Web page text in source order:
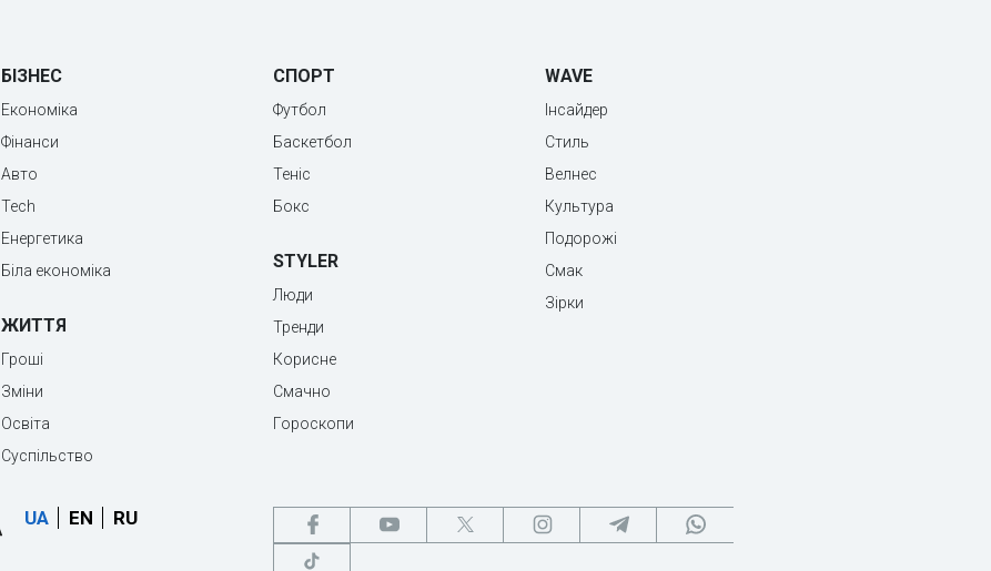
БІЗНЕС
Економіка
Фінанси
Авто
Tech
Енергетика
Біла економіка
ЖИТТЯ
Гроші
Зміни
Освіта
Суспільство
СПОРТ
Футбол
Баскетбол
Теніс
Бокс
STYLER
Люди
Тренди
Корисне
Смачно
Гороскопи
WAVE
Інсайдер
Стиль
Велнес
Культура
Подорожі
Смак
Зірки
UA EN RU